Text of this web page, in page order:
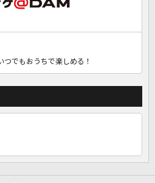
つでもおうちで楽しめる！